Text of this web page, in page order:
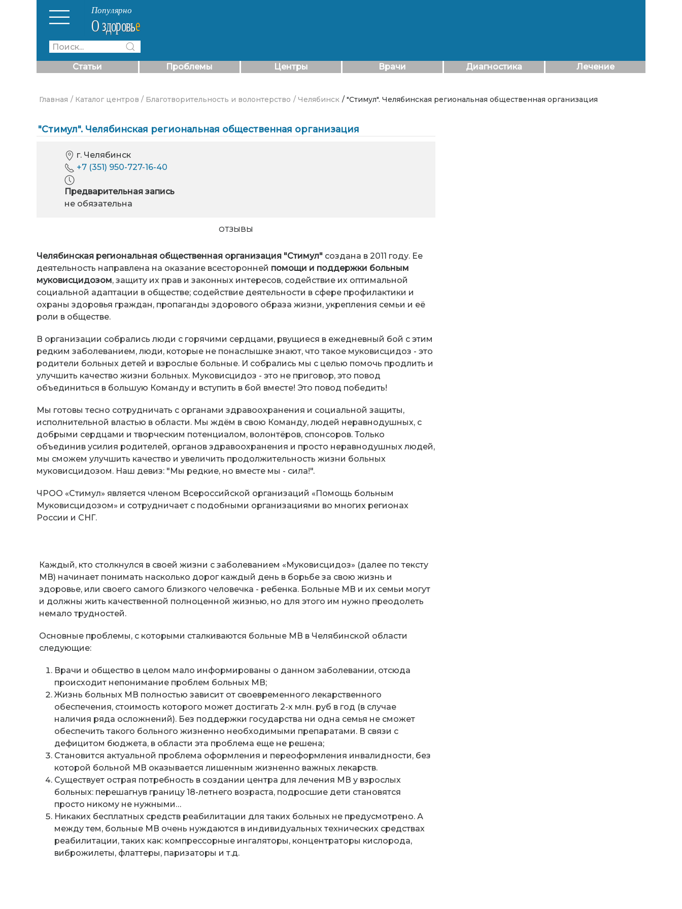
Статьи Проблемы Центры Врачи Диагностика Лечение
Главная / Каталог центров / Благотворительность и волонтерство / Челябинск / "Стимул". Челябинская региональная общественная организация
"Стимул". Челябинская региональная общественная организация
г. Челябинск
+7 (351) 950-727-16-40
Предварительная запись
не обязательна
ОТЗЫВЫ
Челябинская региональная общественная организация "Стимул" создана в 2011 году. Ее
деятельность направлена на оказание всесторонней помощи и поддержки больным
муковисцидозом, защиту их прав и законных интересов, содействие их оптимальной
социальной адаптации в обществе; содействие деятельности в сфере профилактики и
охраны здоровья граждан, пропаганды здорового образа жизни, укрепления семьи и её
роли в обществе.
В организации собрались люди с горячими сердцами, рвущиеся в ежедневный бой с этим
редким заболеванием, люди, которые не понаслышке знают, что такое муковисцидоз - это
родители больных детей и взрослые больные. И собрались мы с целью помочь продлить и
улучшить качество жизни больных. Муковисцидоз - это не приговор, это повод
объединиться в большую Команду и вступить в бой вместе! Это повод победить!
Мы готовы тесно сотрудничать с органами здравоохранения и социальной защиты,
исполнительной властью в области. Мы ждём в свою Команду, людей неравнодушных, с
добрыми сердцами и творческим потенциалом, волонтёров, спонсоров. Только
объединив усилия родителей, органов здравоохранения и просто неравнодушных людей,
мы сможем улучшить качество и увеличить продолжительность жизни больных
муковисцидозом. Наш девиз: "Мы редкие, но вместе мы - сила!".
ЧРОО «Стимул» является членом Всероссийской организаций «Помощь больным
Муковисцидозом» и сотрудничает с подобными организациями во многих регионах
России и СНГ.
Каждый, кто столкнулся в своей жизни с заболеванием «Муковисцидоз» (далее по тексту
МВ) начинает понимать насколько дорог каждый день в борьбе за свою жизнь и
здоровье, или своего самого близкого человечка - ребенка. Больные МВ и их семьи могут
и должны жить качественной полноценной жизнью, но для этого им нужно преодолеть
немало трудностей.
Основные проблемы, с которыми сталкиваются больные МВ в Челябинской области
следующие:
Врачи и общество в целом мало информированы о данном заболевании, отсюда
происходит непонимание проблем больных МВ;
Жизнь больных МВ полностью зависит от своевременного лекарственного
обеспечения, стоимость которого может достигать 2-х млн. руб в год (в случае
наличия ряда осложнений). Без поддержки государства ни одна семья не сможет
обеспечить такого больного жизненно необходимыми препаратами. В связи с
дефицитом бюджета, в области эта проблема еще не решена;
Становится актуальной проблема оформления и переоформления инвалидности, без
которой больной МВ оказывается лишенным жизненно важных лекарств.
Существует острая потребность в создании центра для лечения МВ у взрослых
больных: перешагнув границу 18-летнего возраста, подросшие дети становятся
просто никому не нужными…
Никаких бесплатных средств реабилитации для таких больных не предусмотрено. А
между тем, больные МВ очень нуждаются в индивидуальных технических средствах
реабилитации, таких как: компрессорные ингаляторы, концентраторы кислорода,
виброжилеты, флаттеры, паризаторы и т.д.